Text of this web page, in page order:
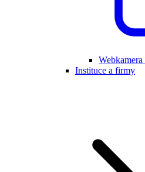
Webkamera
Instituce a firmy